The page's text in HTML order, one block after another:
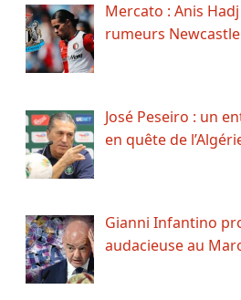
Mercato : Anis
rumeurs Newcastle
José Peseiro : un
en quête de
Gianni Infantino
audacieuse au